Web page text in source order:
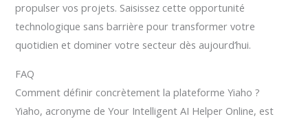
propulser vos projets. Saisissez cette opportunité
technologique sans barrière pour transformer votre
quotidien et dominer votre secteur dès aujourd’hui.
FAQ
Comment définir concrètement la plateforme Yiaho ?
Yiaho, acronyme de Your Intelligent AI Helper Online, est